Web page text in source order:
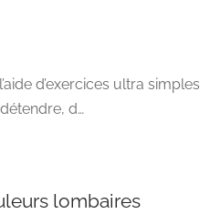
d’exercices ultra simples
d…
lombaires